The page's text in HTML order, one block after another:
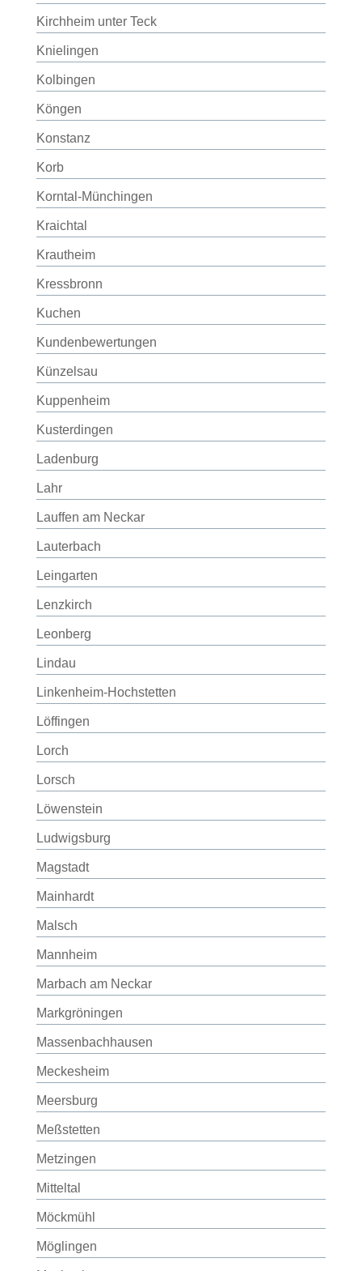
Kirchheim unter Teck
Knielingen
Kolbingen
Köngen
Konstanz
Korb
Korntal-Münchingen
Kraichtal
Krautheim
Kressbronn
Kuchen
Kundenbewertungen
Künzelsau
Kuppenheim
Kusterdingen
Ladenburg
Lahr
Lauffen am Neckar
Lauterbach
Leingarten
Lenzkirch
Leonberg
Lindau
Linkenheim-Hochstetten
Löffingen
Lorch
Lorsch
Löwenstein
Ludwigsburg
Magstadt
Mainhardt
Malsch
Mannheim
Marbach am Neckar
Markgröningen
Massenbachhausen
Meckesheim
Meersburg
Meßstetten
Metzingen
Mitteltal
Möckmühl
Möglingen